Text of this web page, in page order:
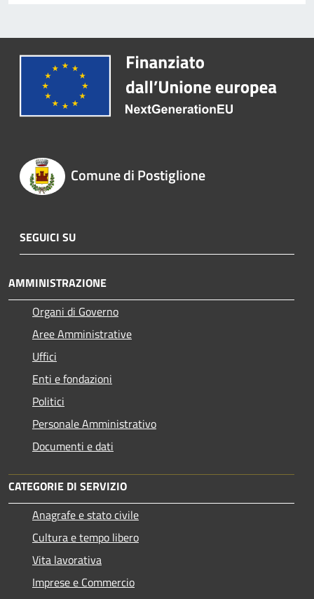
Comune di Postiglione
SEGUICI SU
AMMINISTRAZIONE
Organi di Governo
Aree Amministrative
Uffici
Enti e fondazioni
Politici
Personale Amministrativo
Documenti e dati
CATEGORIE DI SERVIZIO
Anagrafe e stato civile
Cultura e tempo libero
Vita lavorativa
Imprese e Commercio